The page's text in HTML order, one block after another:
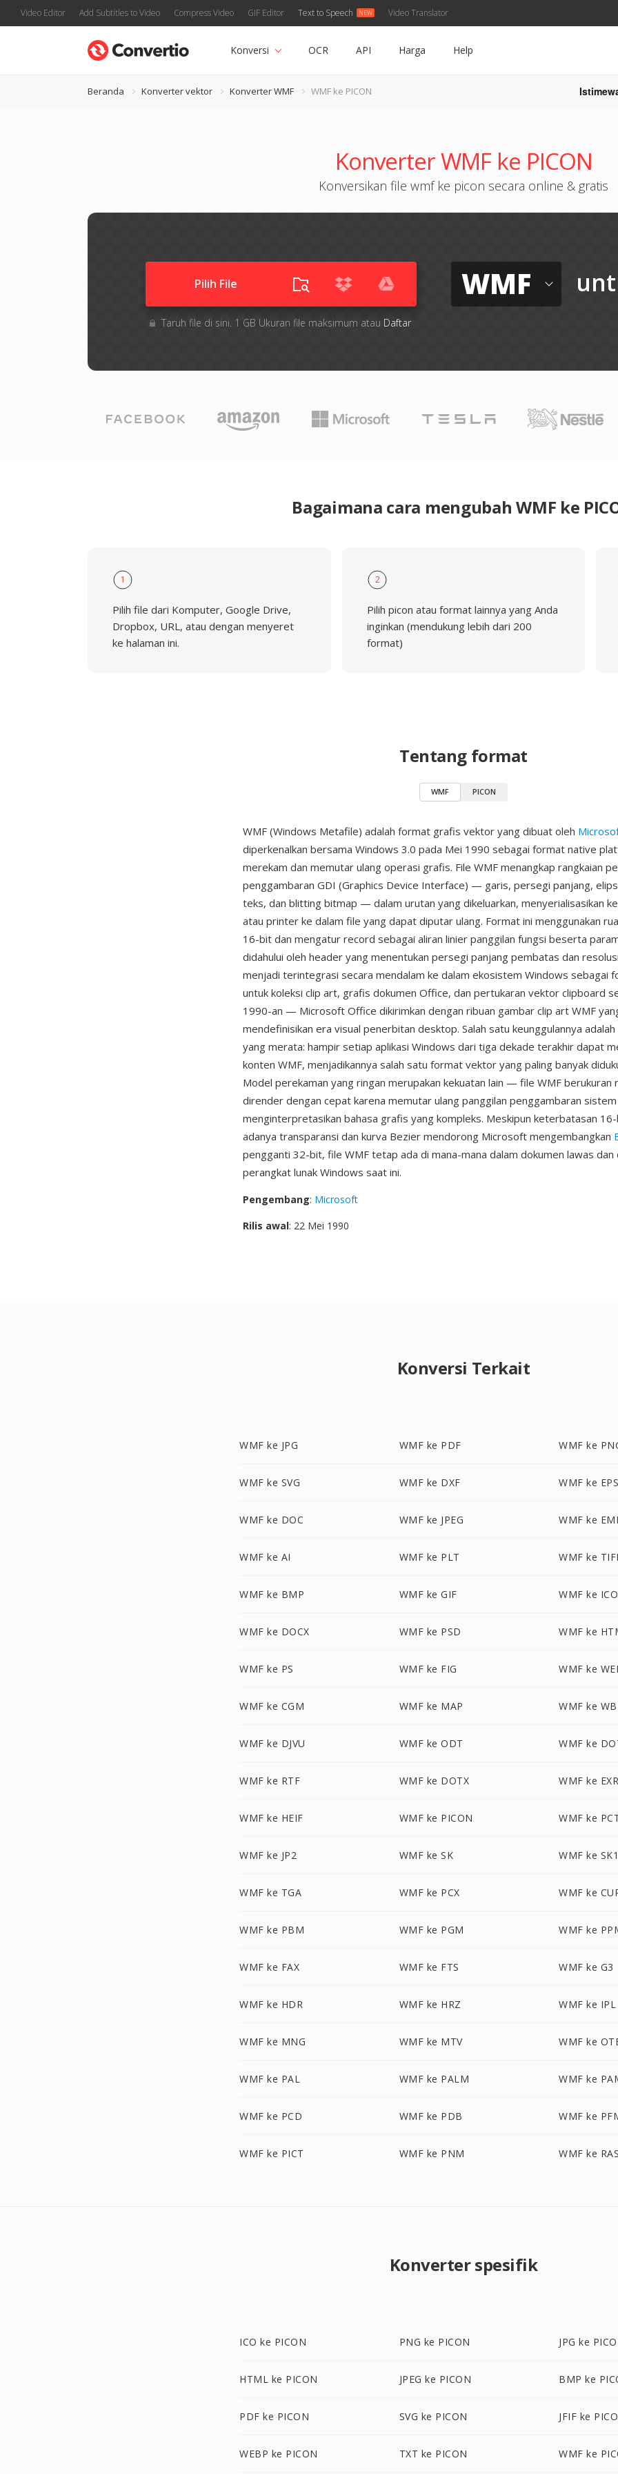
Video Editor Add Subtitles to Video Compress Video GIF Editor Text to Speech Video Translator
Konversi OCR API Harga Help
Beranda Konverter vektor Konverter WMF WMF ke PICON
Konverter WMF ke PICON
Konversikan file wmf ke picon secara online & gratis
Pilih File
Taruh file di sini. 1 GB Ukuran file maksimum atau Daftar
WMF
Bagaimana cara mengubah WMF ke
1
Pilih file dari Komputer, Google Drive,
Dropbox, URL, atau dengan menyeret
ke halaman ini.
2
Pilih picon atau format lainnya yang Anda
inginkan (mendukung lebih dari 200
format)
Tentang format
WMF PICON
WMF (Windows Metafile) adalah format grafis vektor yang dibuat oleh
diperkenalkan bersama Windows 3.0 pada Mei 1990 sebagai format native
merekam dan memutar ulang operasi grafis. File WMF menangkap rangkaian
penggambaran GDI (Graphics Device Interface) — garis, persegi panjang,
teks, dan blitting bitmap — dalam urutan yang dikeluarkan, menyerialisasikan
atau printer ke dalam file yang dapat diputar ulang. Format ini menggunakan
16-bit dan mengatur record sebagai aliran linier panggilan fungsi beserta
didahului oleh header yang menentukan persegi panjang pembatas dan
menjadi terintegrasi secara mendalam ke dalam ekosistem Windows sebagai
untuk koleksi clip art, grafis dokumen Office, dan pertukaran vektor clipboard
1990-an — Microsoft Office dikirimkan dengan ribuan gambar clip art WMF
mendefinisikan era visual penerbitan desktop. Salah satu keunggulannya
yang merata: hampir setiap aplikasi Windows dari tiga dekade terakhir dapat
konten WMF, menjadikannya salah satu format vektor yang paling banyak
Model perekaman yang ringan merupakan kekuatan lain — file WMF berukuran
dirender dengan cepat karena memutar ulang panggilan penggambaran
menginterpretasikan bahasa grafis yang kompleks. Meskipun keterbatasan
adanya transparansi dan kurva Bezier mendorong Microsoft mengembangkan
pengganti 32-bit, file WMF tetap ada di mana-mana dalam dokumen lawas dan
perangkat lunak Windows saat ini.
Pengembang: Microsoft
Rilis awal: 22 Mei 1990
Konversi Terkait
WMF ke JPG WMF ke PDF WMF ke
WMF ke SVG WMF ke DXF WMF ke EPS
WMF ke DOC WMF ke JPEG WMF ke
WMF ke AI WMF ke PLT WMF ke
WMF ke BMP WMF ke GIF WMF ke ICO
WMF ke DOCX WMF ke PSD WMF ke
WMF ke PS WMF ke FIG WMF ke
WMF ke CGM WMF ke MAP WMF ke
WMF ke DJVU WMF ke ODT WMF ke
WMF ke RTF WMF ke DOTX WMF ke EXR
WMF ke HEIF WMF ke PICON WMF ke
WMF ke JP2 WMF ke SK WMF ke SK1
WMF ke TGA WMF ke PCX WMF ke
WMF ke PBM WMF ke PGM WMF ke
WMF ke FAX WMF ke FTS WMF ke G3
WMF ke HDR WMF ke HRZ WMF ke IPL
WMF ke MNG WMF ke MTV WMF ke
WMF ke PAL WMF ke PALM WMF ke
WMF ke PCD WMF ke PDB WMF ke
WMF ke PICT WMF ke PNM WMF ke RAS
Konverter spesifik
ICO ke PICON PNG ke PICON JPG ke
HTML ke PICON JPEG ke PICON BMP ke
PDF ke PICON SVG ke PICON JFIF ke
WEBP ke PICON TXT ke PICON WMF ke